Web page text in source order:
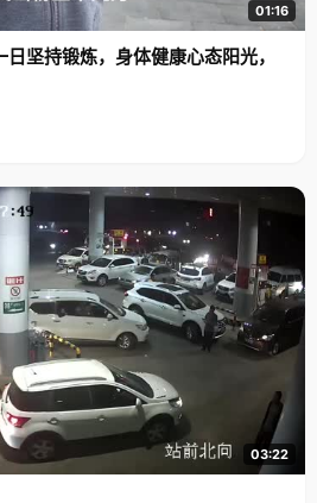
01:16
坚持锻炼，身体健康心态阳光，
03:22